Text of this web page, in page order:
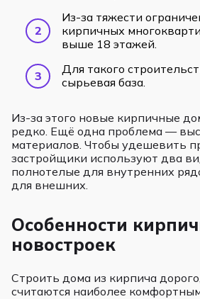
Из-за тяжести
кирпичных
выше 18 этажей.
Для такого
сырьевая база.
Из-за этого новые кирпичные
редко. Ещё одна проблема —
материалов. Чтобы удешевить
застройщики используют два
полнотелые для внутренних
для внешних.
Особенности
новостроек
Строить дома из кирпича
считаются наиболее